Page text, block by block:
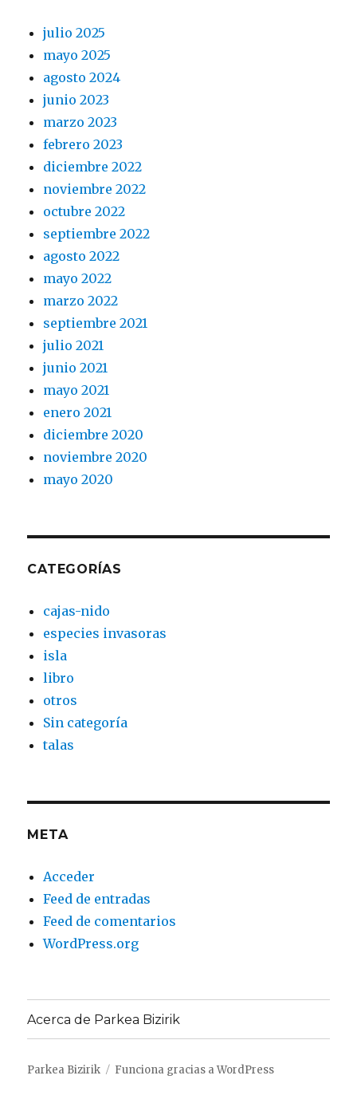
julio 2025
mayo 2025
agosto 2024
junio 2023
marzo 2023
febrero 2023
diciembre 2022
noviembre 2022
octubre 2022
septiembre 2022
agosto 2022
mayo 2022
marzo 2022
septiembre 2021
julio 2021
junio 2021
mayo 2021
enero 2021
diciembre 2020
noviembre 2020
mayo 2020
CATEGORÍAS
cajas-nido
especies invasoras
isla
libro
otros
Sin categoría
talas
META
Acceder
Feed de entradas
Feed de comentarios
WordPress.org
Acerca de Parkea Bizirik
Parkea Bizirik Funciona gracias a WordPress